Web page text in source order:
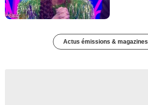
Actus émissions & magazines